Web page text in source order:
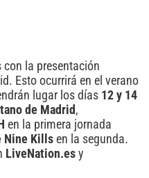
la presentación
Esto ocurrirá en el verano
lugar los días 12 y 14
de Madrid ,
en la primera jornada
Nine Kills en la segunda.
LiveNation.es y